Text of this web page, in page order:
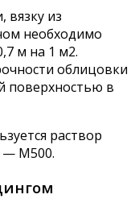
вязку из
необходимо
м на 1 м2.
облицовки
поверхностью в
раствор
— М500.